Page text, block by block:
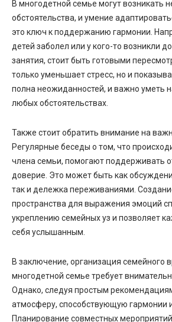
В многодетной семье могут возникать
обстоятельства, и умение
это ключ к поддержанию гармонии.
детей заболел или у кого-то возникли
занятия, стоит быть готовыми
только уменьшает стресс, но и
полна неожиданностей, и важно уметь
любых обстоятельствах.
Также стоит обратить внимание на
Регулярные беседы о том, что
члена семьи, помогают поддерживать
доверие. Это может быть как
так и дележка переживаниями.
пространства для выражения эмоций
укреплению семейных уз и позволяет
себя услышанным.
В заключение, организация семейного
многодетной семье требует
Однако, следуя простым
атмосферу, способствующую гармонии
Планирование совместных